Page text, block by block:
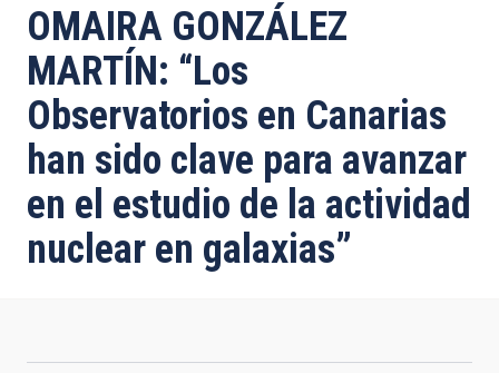
de
ayuda
a
la
navegación
OMAIRA GONZÁLEZ
MARTÍN: “Los
Observatorios en Canarias
han sido clave para avanzar
en el estudio de la actividad
nuclear en galaxias”